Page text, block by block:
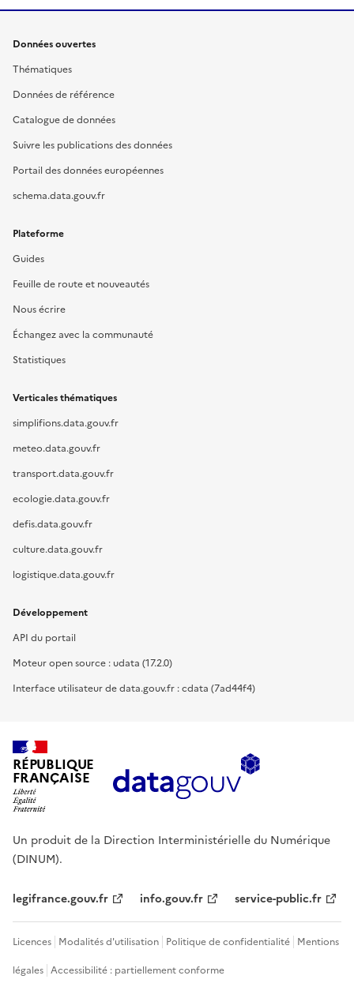
Données ouvertes
Thématiques
Données de référence
Catalogue de données
Suivre les publications des données
Portail des données européennes
schema.data.gouv.fr
Plateforme
Guides
Feuille de route et nouveautés
Nous écrire
Échangez avec la communauté
Statistiques
Verticales thématiques
simplifions.data.gouv.fr
meteo.data.gouv.fr
transport.data.gouv.fr
ecologie.data.gouv.fr
defis.data.gouv.fr
culture.data.gouv.fr
logistique.data.gouv.fr
Développement
API du portail
Moteur open source : udata (17.2.0)
Interface utilisateur de data.gouv.fr : cdata (7ad44f4)
RÉPUBLIQUE
FRANÇAISE
Un produit de la Direction Interministérielle du Numérique
(DINUM).
legifrance.gouv.fr info.gouv.fr service-public.fr
Licences Modalités d'utilisation Politique de confidentialité Mentions
légales Accessibilité : partiellement conforme